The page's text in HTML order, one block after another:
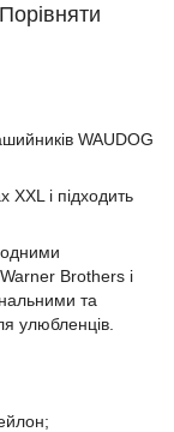
Порівняти
WAUDOG
XXL і підходить
Brothers і
та
улюбленців.